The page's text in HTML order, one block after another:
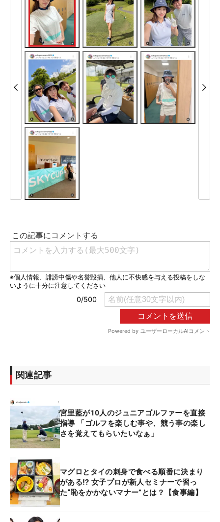
関連記事
宮里藍が10人のジュニアゴルファーを直接
指導 「ゴルフを楽しむ事や、競う事の楽し
さを覚えてもらいたいなぁ」
マグロとタイの刺身で食べる順番に決まり
がある⁉ 女子プロが新人セミナーで習っ
た“恥をかかないマナー”とは？【食事編】